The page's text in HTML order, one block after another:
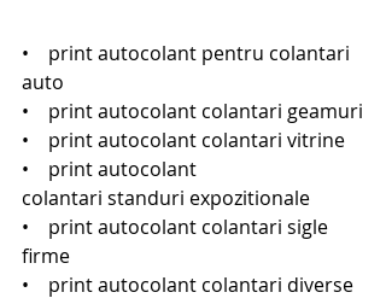
•    print autocolant pentru colantari
auto
•    print autocolant colantari geamuri
•    print autocolant colantari vitrine
•    print autocolant
colantari standuri expozitionale
•    print autocolant colantari sigle
firme
•    print autocolant colantari diverse